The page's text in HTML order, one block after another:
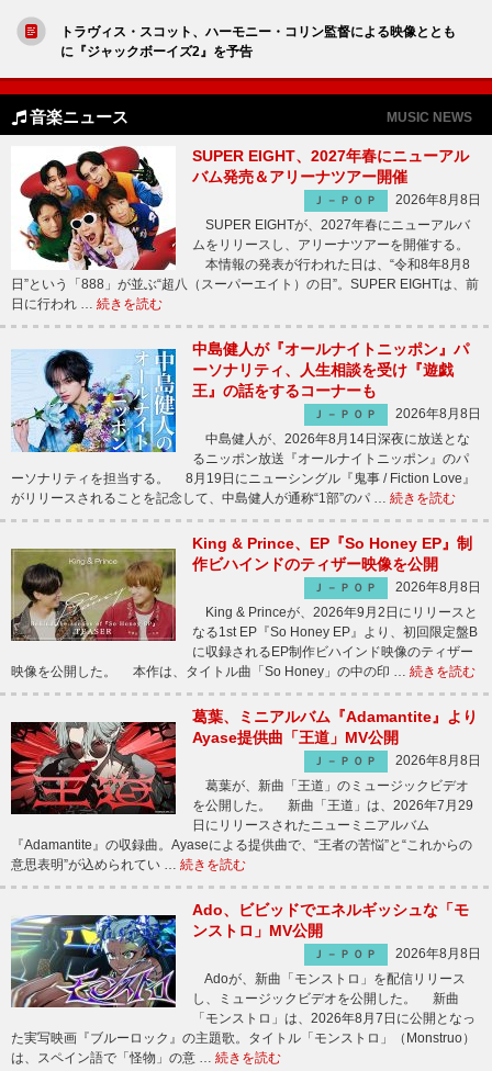
トラヴィス・スコット、ハーモニー・コリン監督による映像ととも
に『ジャックボーイズ2』を予告
音楽ニュース MUSIC NEWS
SUPER EIGHT、2027年春にニューアル
バム発売＆アリーナツアー開催
Ｊ－ＰＯＰ
2026年8月8日
SUPER EIGHTが、2027年春にニューアルバ
ムをリリースし、アリーナツアーを開催する。
本情報の発表が行われた日は、“令和8年8月8
日”という「888」が並ぶ“超八（スーパーエイト）の日”。SUPER EIGHTは、前
日に行われ … 続きを読む
中島健人が『オールナイトニッポン』パ
ーソナリティ、人生相談を受け『遊戯
王』の話をするコーナーも
Ｊ－ＰＯＰ
2026年8月8日
中島健人が、2026年8月14日深夜に放送とな
るニッポン放送『オールナイトニッポン』のパ
ーソナリティを担当する。 8月19日にニューシングル『鬼事 / Fiction Love』
がリリースされることを記念して、中島健人が通称“1部”のパ … 続きを読む
King & Prince、EP『So Honey EP』制
作ビハインドのティザー映像を公開
Ｊ－ＰＯＰ
2026年8月8日
King & Princeが、2026年9月2日にリリースと
なる1st EP『So Honey EP』より、初回限定盤B
に収録されるEP制作ビハインド映像のティザー
映像を公開した。 本作は、タイトル曲「So Honey」の中の印 … 続きを読む
葛葉、ミニアルバム『Adamantite』より
Ayase提供曲「王道」MV公開
Ｊ－ＰＯＰ
2026年8月8日
葛葉が、新曲「王道」のミュージックビデオ
を公開した。 新曲「王道」は、2026年7月29
日にリリースされたニューミニアルバム
『Adamantite』の収録曲。Ayaseによる提供曲で、“王者の苦悩”と“これからの
意思表明”が込められてい … 続きを読む
Ado、ビビッドでエネルギッシュな「モ
ンストロ」MV公開
Ｊ－ＰＯＰ
2026年8月8日
Adoが、新曲「モンストロ」を配信リリース
し、ミュージックビデオを公開した。 新曲
「モンストロ」は、2026年8月7日に公開となっ
た実写映画『ブルーロック』の主題歌。タイトル「モンストロ」（Monstruo）
は、スペイン語で「怪物」の意 … 続きを読む